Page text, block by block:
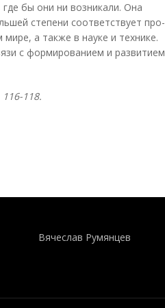
бы они ни возникали. Она
степени соответствует про-
а также в науке и технике.
с формированием и развитием
118.
Вячеслав Румянцев